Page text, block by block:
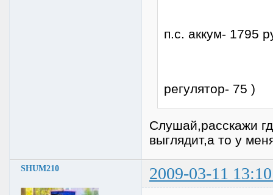
п.с. аккум- 1795
регулятор- 75 )
Слушай,расскажи
выглядит,а то у
SHUM210 2009-03-11